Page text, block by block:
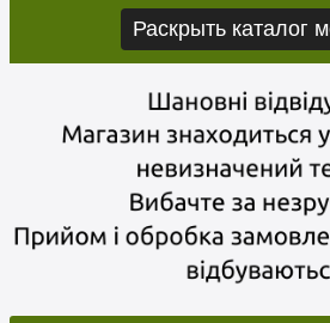
Раскрыть каталог